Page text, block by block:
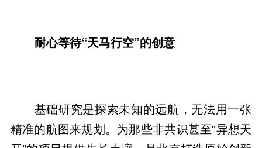
耐心等待“天马行空”的创意
基础研究是探索未知的远航，无法用一张
精准的航图来规划。为那些非共识甚至“异想天